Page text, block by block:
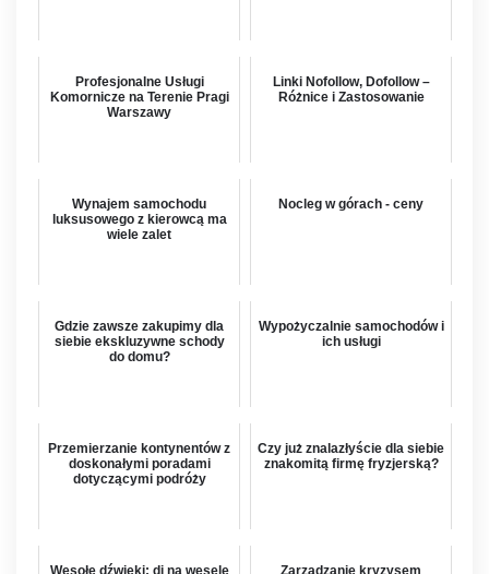
Profesjonalne Usługi
Komornicze na Terenie Pragi
Warszawy
Linki Nofollow, Dofollow –
Różnice i Zastosowanie
Wynajem samochodu
luksusowego z kierowcą ma
wiele zalet
Nocleg w górach - ceny
Gdzie zawsze zakupimy dla
siebie ekskluzywne schody
do domu?
Wypożyczalnie samochodów i
ich usługi
Przemierzanie kontynentów z
doskonałymi poradami
dotyczącymi podróży
Czy już znalazłyście dla siebie
znakomitą firmę fryzjerską?
Wesołe dźwięki: dj na wesele
Zarządzanie kryzysem